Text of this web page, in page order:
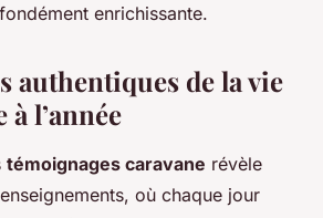
enrichissante.
authentiques de la vie
à l’année
témoignages caravane révèle
où chaque jour